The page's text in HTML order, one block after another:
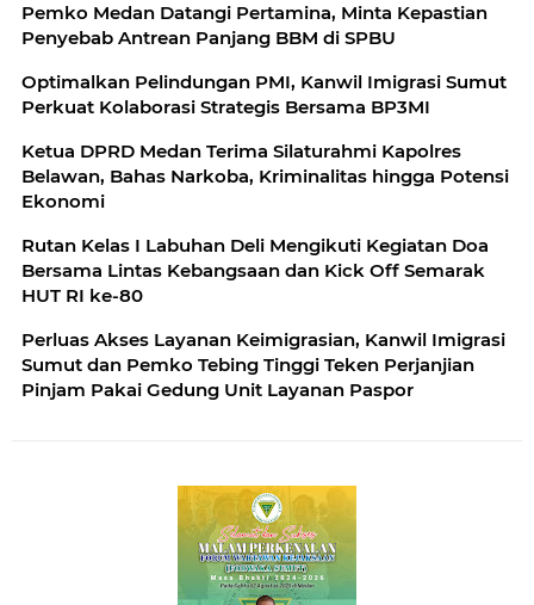
Pemko Medan Datangi Pertamina, Minta Kepastian
Penyebab Antrean Panjang BBM di SPBU
Optimalkan Pelindungan PMI, Kanwil Imigrasi Sumut
Perkuat Kolaborasi Strategis Bersama BP3MI
Ketua DPRD Medan Terima Silaturahmi Kapolres
Belawan, Bahas Narkoba, Kriminalitas hingga Potensi
Ekonomi
Rutan Kelas I Labuhan Deli Mengikuti Kegiatan Doa
Bersama Lintas Kebangsaan dan Kick Off Semarak
HUT RI ke-80
Perluas Akses Layanan Keimigrasian, Kanwil Imigrasi
Sumut dan Pemko Tebing Tinggi Teken Perjanjian
Pinjam Pakai Gedung Unit Layanan Paspor